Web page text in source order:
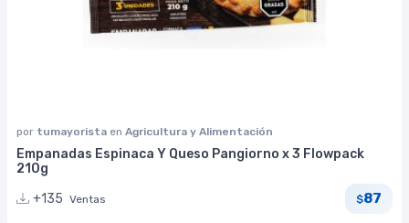
por tumayorista en Agricultura y Alimentación
Empanadas Espinaca Y Queso Pangiorno x 3 Flowpack
210g
+135 Ventas $87